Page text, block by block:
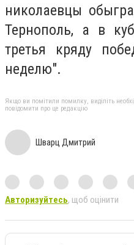
николаевцы
Тернополь, а в
третья кряду
неделю".
Якщо ви помітили помилку, виділіть
повідомити про це редакцію
Шварц Дмитрий
Авторизуйтесь, щоб оцінити